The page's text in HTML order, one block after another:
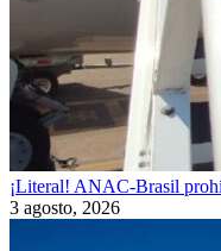
¡Literal! ANAC-Brasil
3 agosto, 2026